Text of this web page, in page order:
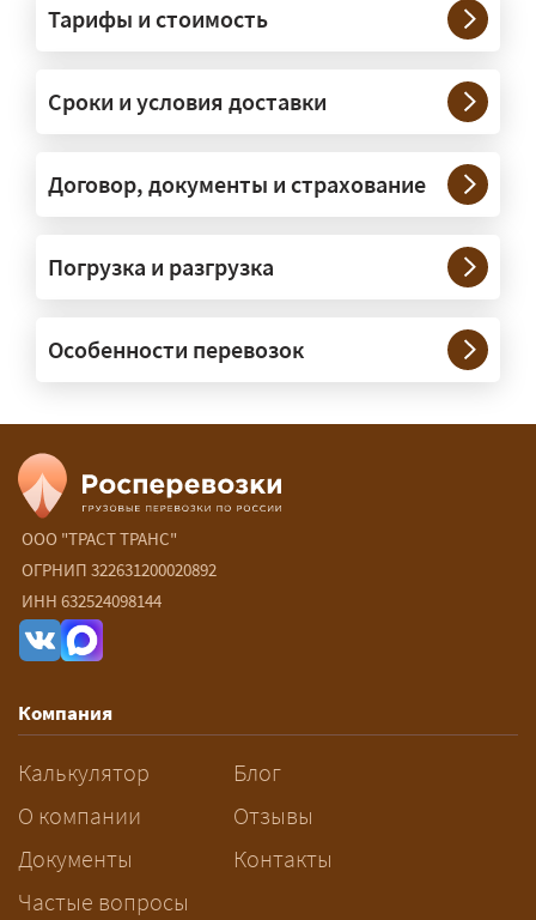
— На тралах и низкорамниках —
платформах, рассчитанных на
крупногабаритную технику и
конструкции. Транспорт подбираем
под конкретные размеры и вес груза.
сопровождение?
организуем. Потребность в машинах
прикрытия зависит от габаритов
груза и маршрута; это определяется
Сколько стоит перевозка
негабарита?
— От 90 ₽/км. Точная стоимость
рассчитывается индивидуально:
влияют габариты и вес груза,
разрешений и машин
сопровождения.
За сколько дней заказывать
перевозку негабарита?
— Заранее: только оформление
Тарифы и стоимость
Сроки и условия доставки
Договор, документы и страхование
Погрузка и разгрузка
Особенности перевозок
ООО "ТРАСТ ТРАНС"
ОГРНИП 322631200020892
ИНН 632524098144
Компания
Калькулятор
О компании
Документы
Частые вопросы
Блог
Отзывы
Контакты